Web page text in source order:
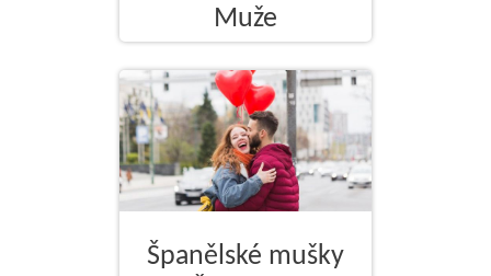
Muže
Španělské mušky